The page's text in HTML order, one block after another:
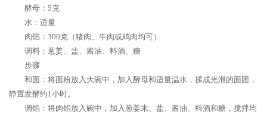
酵母：5克
水：适量
肉馅：300克（猪肉、牛肉或鸡肉均可）
调料：葱姜、盐、酱油、料酒、糖
步骤
和面：将面粉放入大碗中，加入酵母和适量温水，揉成光滑的面团，
静置发酵约1小时。
调馅：将肉馅放入碗中，加入葱姜末、盐、酱油、料酒和糖，搅拌均